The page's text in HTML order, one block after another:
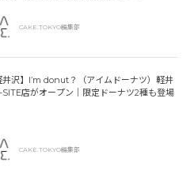
CAKE.TOKYO編集部
井沢】I’m donut？（アイムドーナツ）軽井
SITE店がオープン｜限定ドーナツ2種も登場
CAKE.TOKYO編集部